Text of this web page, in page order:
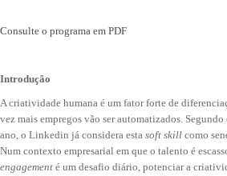
Consulte o programa em PDF
Introdução
A criatividade humana é um fator forte de
vez mais empregos vão ser automatizados.
ano, o Linkedin já considera esta soft skill como
Num contexto empresarial em que o talento é
engagement é um desafio diário, potenciar a